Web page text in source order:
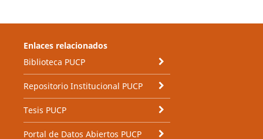
Enlaces relacionados
Biblioteca PUCP
Repositorio Institucional PUCP
Tesis PUCP
Portal de Datos Abiertos PUCP